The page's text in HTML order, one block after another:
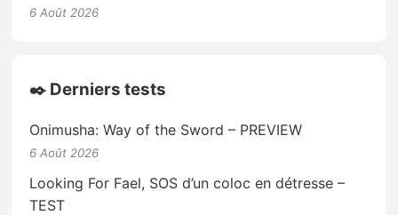
6 Août 2026
✒️ Derniers tests
Onimusha: Way of the Sword – PREVIEW
6 Août 2026
Looking For Fael, SOS d’un coloc en détresse –
TEST